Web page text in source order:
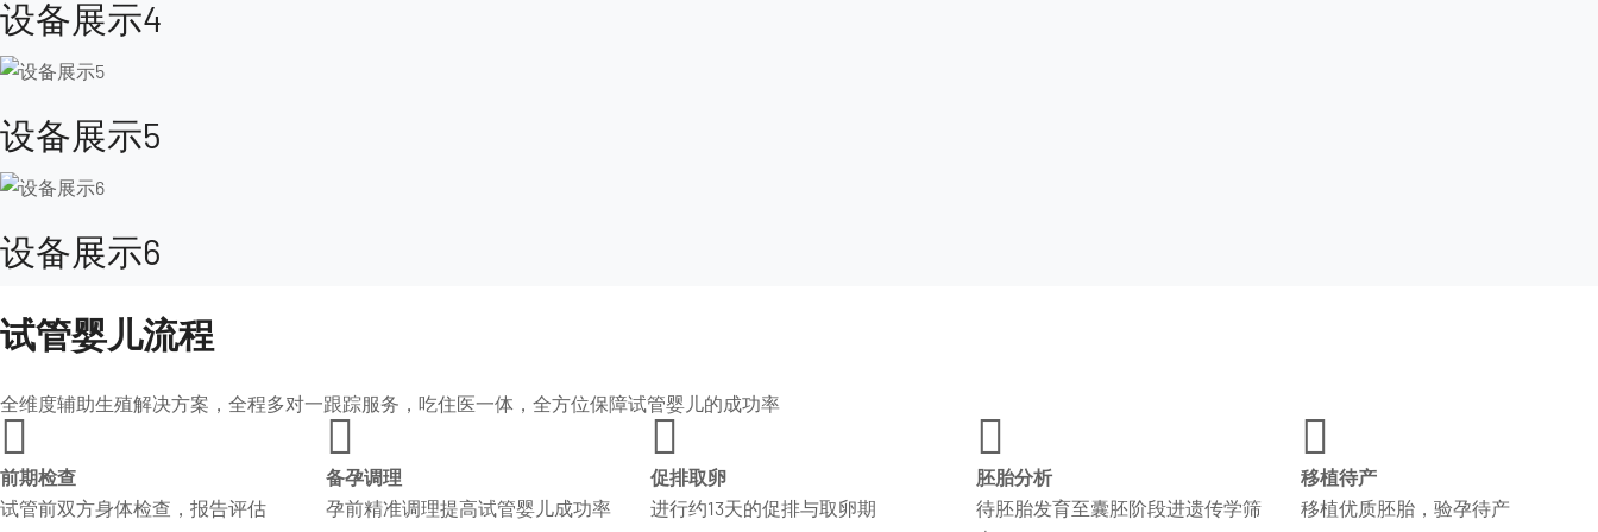
设备展示4
设备展示5
设备展示6
试管婴儿流程
全维度辅助生殖解决方案，全程多对一跟踪服务，吃住医一体，全方位保障试管婴儿的成功率

前期检查
试管前双方身体检查，报告评估

备孕调理
孕前精准调理提高试管婴儿成功率

促排取卵
进行约13天的促排与取卵期

胚胎分析
待胚胎发育至囊胚阶段进遗传学筛

移植待产
移植优质胚胎，验孕待产